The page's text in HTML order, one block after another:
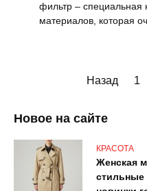
фильтр – специальная
материалов, которая
записям
Назад 1
Новое на сайте
КРАСОТА
Женская
стильные